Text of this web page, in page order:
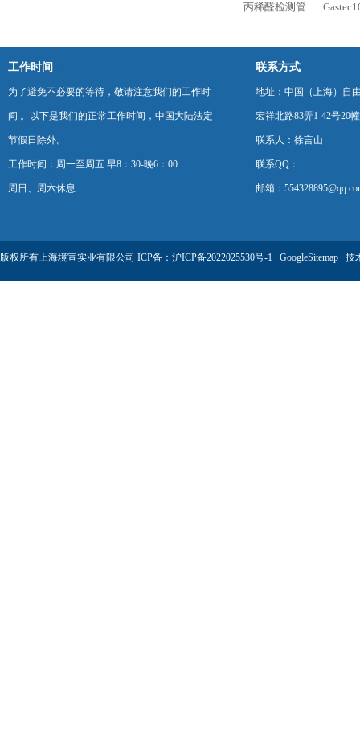
丙稀醛检测管
工作时间
为了避免不必要的等待，敬请注意我们的工作时
间 。以下是我们的正常工作时间，中国大陆法定
节假日除外。
工作时间：周一至周五 早8：30-晚6：00
周日、周六休息
联系方式
地址：中国（上海）自
宏祥北路83弄1-42号20
联系人：徐言山
联系QQ：
邮箱：
版权所有上海境宣实业有限公司 ICP备： 沪ICP备2022025530号-1 GoogleSitemap 技